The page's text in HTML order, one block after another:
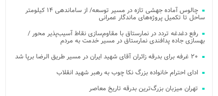
چالوس آماده جهشی تازه در مسیر توسعه/ از ساماندهی ۱۴ کیلومتر
ساحل تا تکمیل پروژه‌های ماندگار عمرانی
رفع دغدغه تردد در نمارستاق با مقاوم‌سازی نقاط آسیب‌پذیر محور /
بهسازی جاده پدافندی نمارستاق در مسیر خدمت به مردم
۲۰ غرفه برای بدرقه زائران آقای شهید ایران در مسیر طریق الرضا برپا شد
ادای احترام خانواده بزرگ نکا چوب به رهبر شهید انقلاب
تهران میزبان بزرگ‌ترین بدرقه تاریخ معاصر